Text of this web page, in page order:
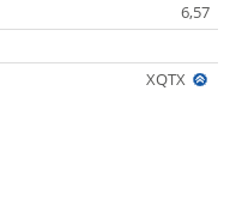
6,57
XQTX